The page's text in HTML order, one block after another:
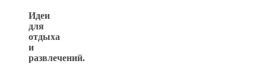
Идеи
для
отдыха
и
развлечений.